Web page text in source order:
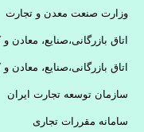
وزارت صنعت معدن و تجارت
اتاق بازرگانی،صنایع، معادن
اتاق بازرگانی،صنایع، معادن
سازمان توسعه تجارت ایران
سامانه مقررات تجاری